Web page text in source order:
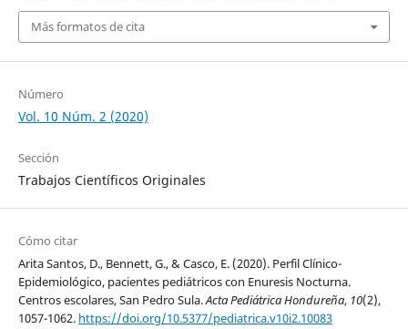
Más formatos de cita
Número
Vol. 10 Núm. 2 (2020)
Sección
Trabajos Científicos Originales
Cómo citar
Arita Santos, D., Bennett, G., & Casco, E. (2020). Perfil Clínico-
Epidemiológico, pacientes pediátricos con Enuresis Nocturna.
Centros escolares, San Pedro Sula.Acta Pediátrica Hondureña, 10(2),
1057-1062. https://doi.org/10.5377/pediatrica.v10i2.10083